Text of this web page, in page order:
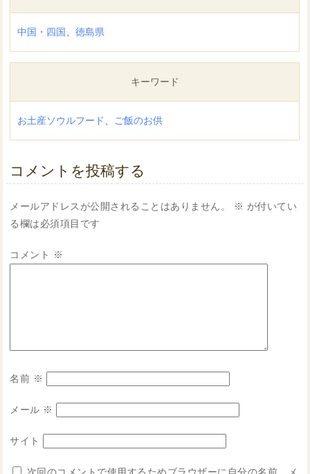
中国・四国、徳島県
キーワード
お土産ソウルフード、 ご飯のお供
コメントを投稿する
メールアドレスが公開されることはありません。 ※ が付いてい
る欄は必須項目です
コメント ※
名前 ※
メール ※
サイト